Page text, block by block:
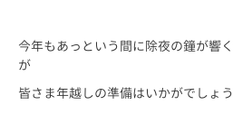
今年もあっという間に除夜の鐘が響
が
皆さま年越しの準備はいかがでしょ